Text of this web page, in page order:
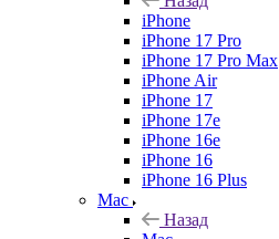
iPhone
iPhone 17 Pro
iPhone 17 Pro Max
iPhone Air
iPhone 17
iPhone 17e
iPhone 16e
iPhone 16
iPhone 16 Plus
Mac
Назад